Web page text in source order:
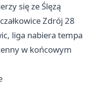
się ze Ślęzą
Zdrój 28
liga nabiera tempa
w końcowym